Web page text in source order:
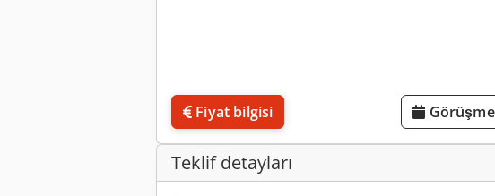
Fiyat bilgisi
Teklif detayları